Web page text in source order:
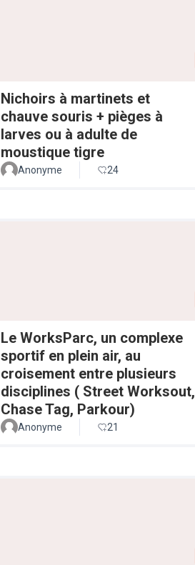
Nichoirs à martinets et
chauve souris + pièges à
larves ou à adulte de
moustique tigre
Anonyme 24
Le WorksParc, un complexe
sportif en plein air, au
croisement entre plusieurs
disciplines ( Street Worksout,
Chase Tag, Parkour)
Anonyme 21